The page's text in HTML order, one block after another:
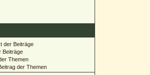
der Beiträge
Beiträge
Themen
der Themen